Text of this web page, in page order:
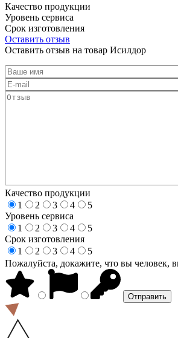
Качество продукции
Уровень сервиса
Срок изготовления
Оставить отзыв
Оставить отзыв на товар Исилдор
Качество продукции
1
2 3 4
5
Уровень сервиса
1
2 3 4
5
Срок изготовления
1
2 3 4
5
Пожалуйста, докажите, что вы человек,